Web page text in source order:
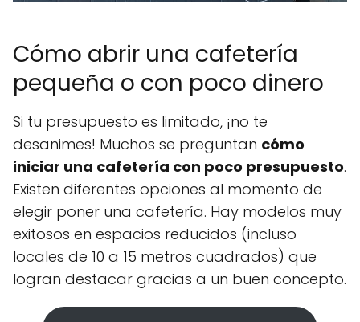
Cómo abrir una cafetería
pequeña o con poco dinero
Si tu presupuesto es limitado, ¡no te
desanimes! Muchos se preguntan cómo
iniciar una cafetería con poco presupuesto.
Existen diferentes opciones al momento de
elegir poner una cafetería. Hay modelos muy
exitosos en espacios reducidos (incluso
locales de 10 a 15 metros cuadrados) que
logran destacar gracias a un buen concepto.